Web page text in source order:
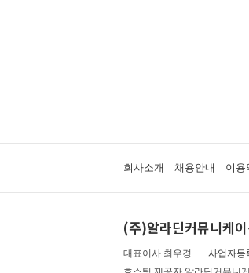
회사소개 채용안내 이용
(주)알라딘커뮤니케
대표이사 최우경 사업자